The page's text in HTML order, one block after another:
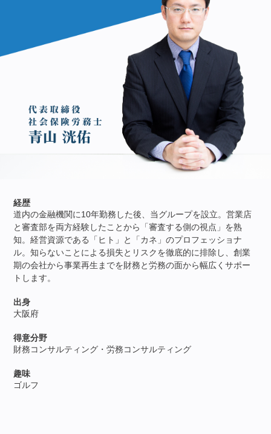
経歴
道内の金融機関に10年勤務した後、当グループを設立。営業店
と審査部を両方経験したことから「審査する側の視点」を熟
知。経営資源である「ヒト」と「カネ」のプロフェッショナ
ル。知らないことによる損失とリスクを徹底的に排除し、創業
期の会社から事業再生までを財務と労務の面から幅広くサポー
トします。
出身
大阪府
得意分野
財務コンサルティング・労務コンサルティング
趣味
ゴルフ